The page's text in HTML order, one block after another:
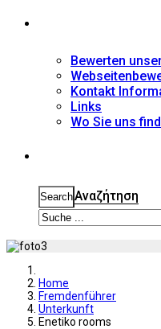
Bewerten
Kontakt
Links
Wo Sie uns
SearchΑναζήτηση
Home
Fremdenführer
Unterkunft
Enetiko rooms